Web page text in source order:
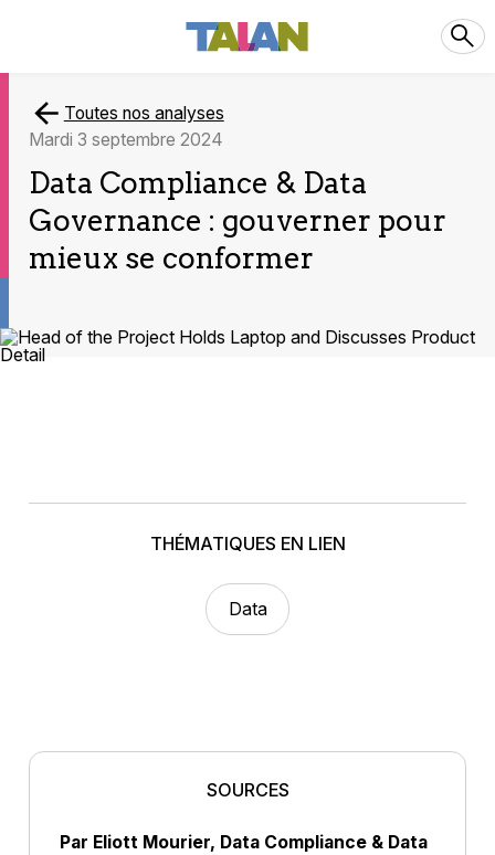
Toutes nos analyses
mardi 3 septembre 2024
Data Compliance & Data
Governance : gouverner pour
mieux se conformer
THÉMATIQUES EN LIEN
Data
SOURCES
Par Eliott Mourier, Data Compliance & Data